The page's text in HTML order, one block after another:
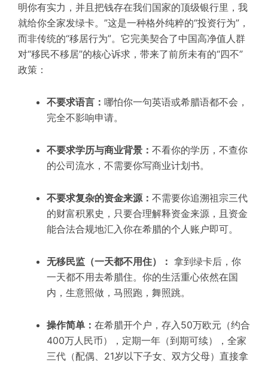
明你有实力，并且把钱存在我们国家的顶级银行里，我
就给你全家发绿卡。”这是一种格外纯粹的“投资行为”，
而非传统的“移居行为”。它完美契合了中国高净值人群
对“移民不移居”的核心诉求，带来了前所未有的“四不”
政策：
不要求语言： 哪怕你一句英语或希腊语都不会，
完全不影响申请。
不要求学历与商业背景： 不看你的学历 ，不查你
的公司流水，不需要你写商业计划书。
不要求复杂的资金来源： 不需要你追溯祖宗三代
的财富积累史，只要合理解释资金来源 ， 且 资金
能合法合规地汇入你在希腊的个人账户即可。
无移民监（一天都不用住） ： 拿到绿卡后，你
一天都不用去希腊住。你的生活重心依然在国
内，生意照做，马照跑，舞照跳。
操作简单： 在希腊开个户，存入50万欧元（约合
400万人民币），定期一年（到期可续），全家
三代（配偶、21岁以下子女、双方父母）直接拿